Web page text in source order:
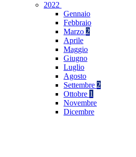
2022
Gennaio
Febbraio
Marzo 2
Aprile
Maggio
Giugno
Luglio
Agosto
Settembre 2
Ottobre 1
Novembre
Dicembre